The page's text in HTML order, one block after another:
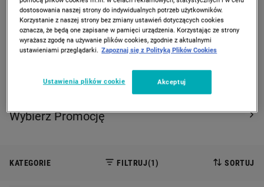
CAROUSEL NAVIGATION
PREVIOUS SLIDE
Strona Główna Promocje
PROMOCJE
Wybierz Promocję
KATEGORIE FILTRUJ(1) SORTUJ
dostosowania naszej strony do indywidualnych potrzeb użytkowników.
Korzystanie z naszej strony bez zmiany ustawień dotyczących cookies
oznacza, że będą one zapisane w pamięci urządzenia. Korzystając ze strony
wyrażasz zgodę na używanie plików cookies, zgodnie z aktualnymi
ustawieniami przeglądarki. Zapoznaj się z Polityką Plików Cookies
Ustawienia plików cookie Akceptuj